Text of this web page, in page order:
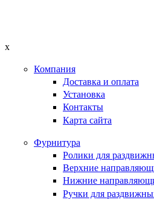
x
Компания
Доставка и оплата
Установка
Контакты
Карта сайта
Фурнитура
Ролики для
Верхние
Нижние
Ручки для